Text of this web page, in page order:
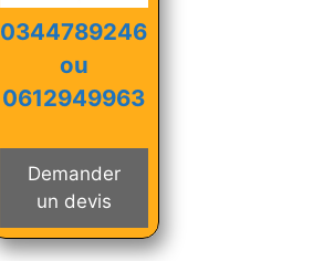
0344789246
ou
0612949963
Demander
un devis